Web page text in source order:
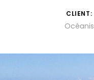
CLIENT:
Océanis